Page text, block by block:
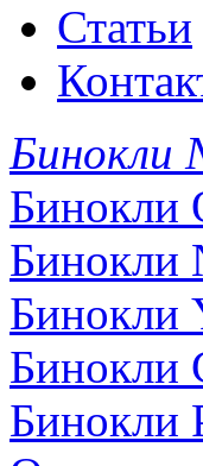
Статьи
Бинокли
Бинокли
Бинокли
Бинокли
Бинокли
Бинокли